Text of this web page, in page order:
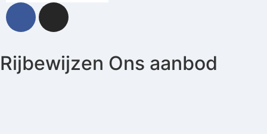
Rijbewijzen Ons aanbod